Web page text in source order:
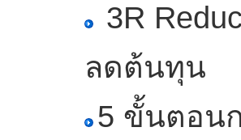
3R
ลดต้นทุน
5 ขั้นตอน